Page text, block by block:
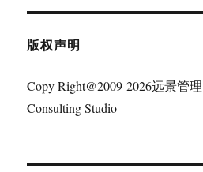
版权声明
Copy Right@2009-2026远景管
Consulting Studio